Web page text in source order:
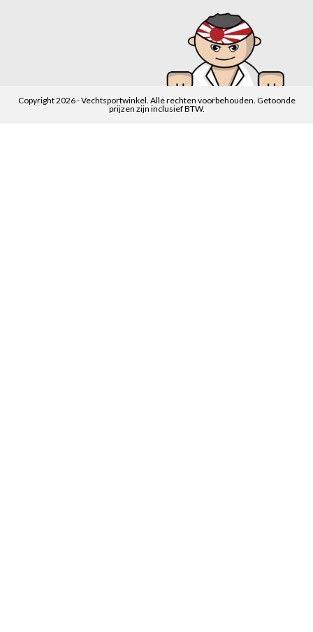
Copyright 2026 - Vechtsportwinkel. Alle rechten voorbehouden. Getoonde
prijzen zijn inclusief BTW.